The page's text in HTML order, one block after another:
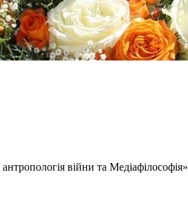
війни та Медіафілософія»